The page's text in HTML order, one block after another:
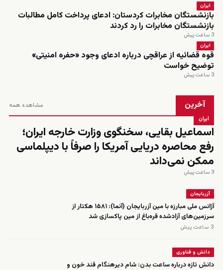
ایران
بازنشستگان مخابرات کردستان: ادعای پرداخت کامل مطالبات
بازنشستگان مخابرات را رد کردند
3 ساعت پیش
ایران
قوه قضائیه از عراقچی درباره ادعای وجود «حفره امنیتی»
توضیح خواست
3 ساعت پیش
آخرین مشاهده همه
ایران
اسماعیل بقایی، سخنگوی وزارت خارجه ایران؛
رفع محاصره دریایی آمریکا را صرفاً با دیپلماسی
ممکن نمی‌داند
3 ساعت پیش
آزربایجان
آژانس ملی مبارزه با مین آزربایجان (آنما): ۱۵۸۱ هکتار از
سرزمین‌های آزادشده قره‌باغ از مین پاکسازی شد
3 ساعت پیش
دانش و فناوری
دانش تازه درباره ساعت بدن: شام دیرهنگام قند خون و